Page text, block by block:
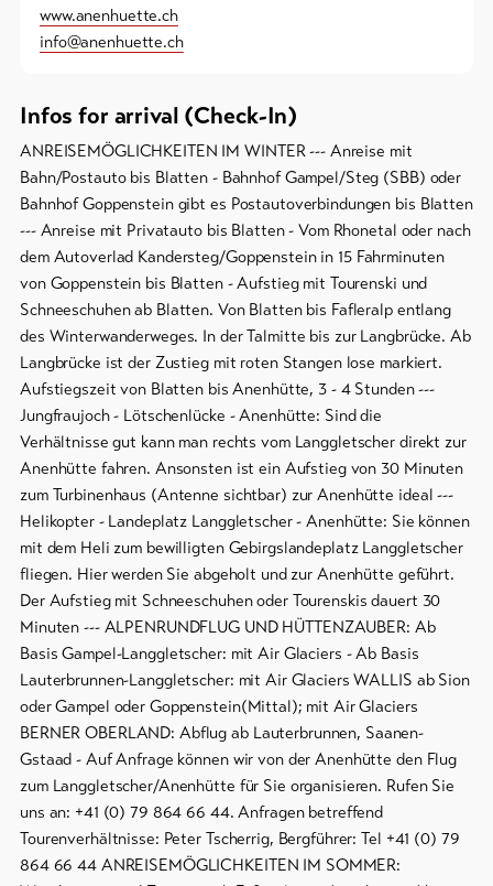
www.anenhuette.ch
info@anenhuette.ch
Infos for arrival (Check-In)
ANREISEMÖGLICHKEITEN IM WINTER --- Anreise mit
Bahn/Postauto bis Blatten - Bahnhof Gampel/Steg (SBB) oder
Bahnhof Goppenstein gibt es Postautoverbindungen bis Blatten
--- Anreise mit Privatauto bis Blatten - Vom Rhonetal oder nach
dem Autoverlad Kandersteg/Goppenstein in 15 Fahrminuten
von Goppenstein bis Blatten - Aufstieg mit Tourenski und
Schneeschuhen ab Blatten. Von Blatten bis Fafleralp entlang
des Winterwanderweges. In der Talmitte bis zur Langbrücke. Ab
Langbrücke ist der Zustieg mit roten Stangen lose markiert.
Aufstiegszeit von Blatten bis Anenhütte, 3 - 4 Stunden ---
Jungfraujoch - Lötschenlücke - Anenhütte: Sind die
Verhältnisse gut kann man rechts vom Langgletscher direkt zur
Anenhütte fahren. Ansonsten ist ein Aufstieg von 30 Minuten
zum Turbinenhaus (Antenne sichtbar) zur Anenhütte ideal ---
Helikopter - Landeplatz Langgletscher - Anenhütte: Sie können
mit dem Heli zum bewilligten Gebirgslandeplatz Langgletscher
fliegen. Hier werden Sie abgeholt und zur Anenhütte geführt.
Der Aufstieg mit Schneeschuhen oder Tourenskis dauert 30
Minuten --- ALPENRUNDFLUG UND HÜTTENZAUBER: Ab
Basis Gampel-Langgletscher: mit Air Glaciers - Ab Basis
Lauterbrunnen-Langgletscher: mit Air Glaciers WALLIS ab Sion
oder Gampel oder Goppenstein(Mittal); mit Air Glaciers
BERNER OBERLAND: Abflug ab Lauterbrunnen, Saanen-
Gstaad - Auf Anfrage können wir von der Anenhütte den Flug
zum Langgletscher/Anenhütte für Sie organisieren. Rufen Sie
uns an: +41 (0) 79 864 66 44. Anfragen betreffend
Tourenverhältnisse: Peter Tscherrig, Bergführer: Tel +41 (0) 79
864 66 44 ANREISEMÖGLICHKEITEN IM SOMMER: